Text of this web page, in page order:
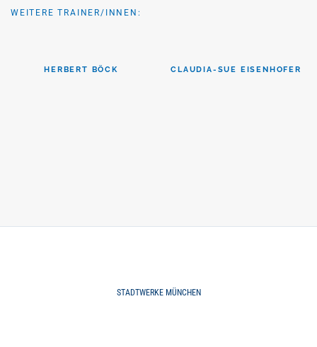
WEITERE TRAINER/INNEN:
HERBERT BÖCK CLAUDIA-SUE EISENHOFER
STADTWERKE MÜNCHEN